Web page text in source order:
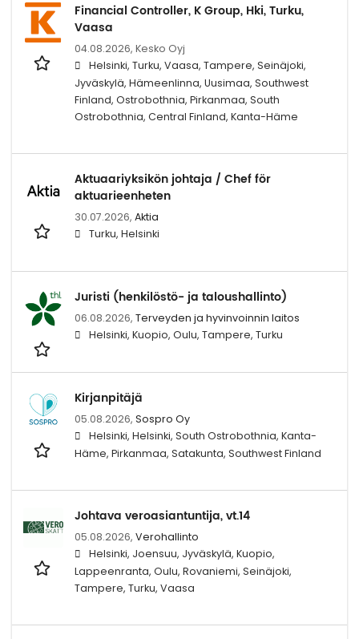
Financial Controller, K Group, Hki, Turku,
Vaasa
04.08.2026, Kesko Oyj
Helsinki, Turku, Vaasa, Tampere, Seinäjoki,
Jyväskylä, Hämeenlinna, Uusimaa, Southwest
Finland, Ostrobothnia, Pirkanmaa, South
Ostrobothnia, Central Finland, Kanta-Häme
Aktuaariyksikön johtaja / Chef för
aktuarieenheten
30.07.2026, Aktia
Turku, Helsinki
Juristi (henkilöstö- ja taloushallinto)
06.08.2026, Terveyden ja hyvinvoinnin laitos
Helsinki, Kuopio, Oulu, Tampere, Turku
Kirjanpitäjä
05.08.2026, Sospro Oy
Helsinki, Helsinki, South Ostrobothnia, Kanta-
Häme, Pirkanmaa, Satakunta, Southwest Finland
Johtava veroasiantuntija, vt.14
05.08.2026, Verohallinto
Helsinki, Joensuu, Jyväskylä, Kuopio,
Lappeenranta, Oulu, Rovaniemi, Seinäjoki,
Tampere, Turku, Vaasa